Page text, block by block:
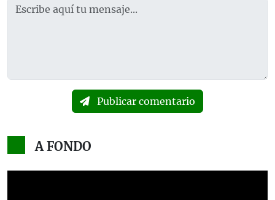
Publicar comentario
A FONDO